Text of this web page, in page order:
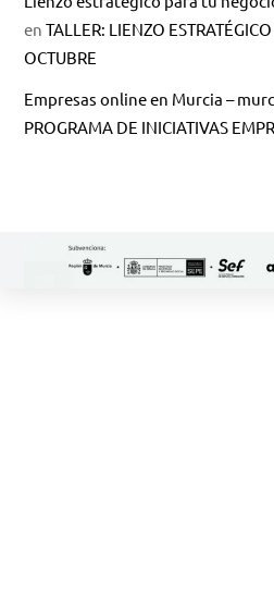
enTALLER: LIENZO
OCTUBRE
Empresas online en Murcia –
PROGRAMA DE INICIATIVAS